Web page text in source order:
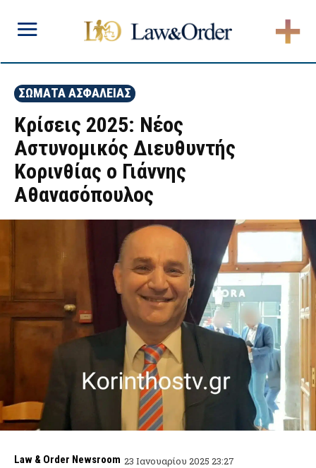
ΣΩΜΑΤΑ ΑΣΦΑΛΕΙΑΣ
Κρίσεις 2025: Νέος
Αστυνομικός Διευθυντής
Κορινθίας ο Γιάννης
Αθανασόπουλος
Law & Order Newsroom 23 Ιανουαρίου 2025 23:27